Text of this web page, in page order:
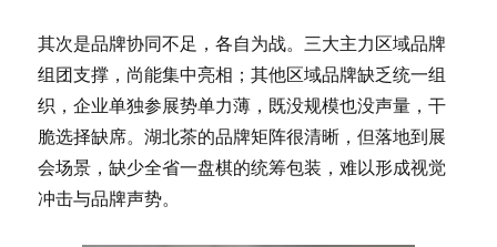
其次是品牌协同不足，各自为战。三大主力区域品牌
组团支撑，尚能集中亮相；其他区域品牌缺乏统一组
织，企业单独参展势单力薄，既没规模也没声量，干
脆选择缺席。湖北茶的品牌矩阵很清晰，但落地到展
会场景，缺少全省一盘棋的统筹包装，难以形成视觉
冲击与品牌声势。